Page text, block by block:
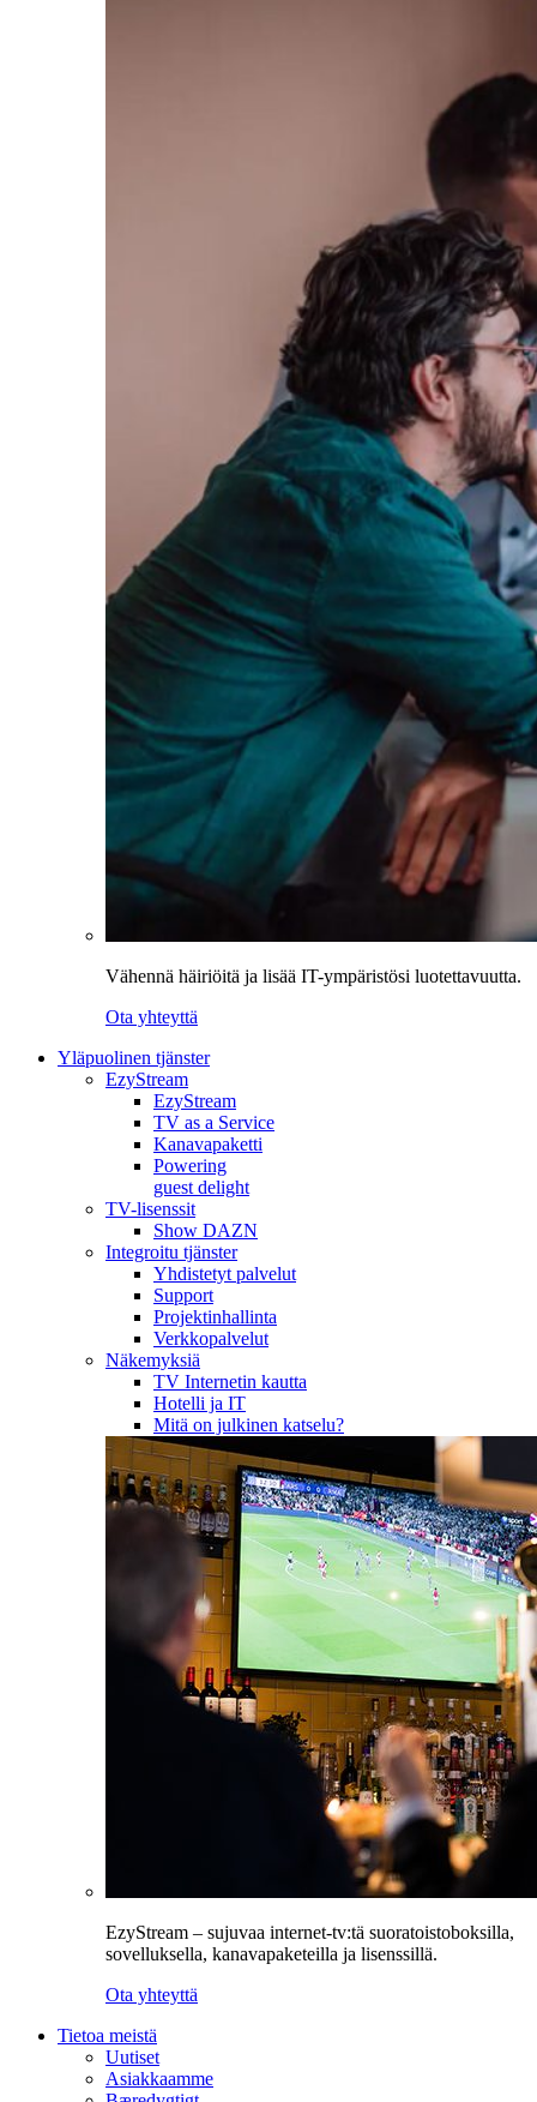
Vähennä häiriöitä ja lisää IT-ympäristösi luotettavuutta.
Ota yhteyttä
Yläpuolinen tjänster
EzyStream
EzyStream
TV as a Service
Kanavapaketti
Powering
guest delight
TV-lisenssit
Show DAZN
Integroitu tjänster
Yhdistetyt palvelut
Support
Projektinhallinta
Verkkopalvelut
Näkemyksiä
TV Internetin kautta
Hotelli ja IT
Mitä on julkinen katselu?
EzyStream – sujuvaa internet-tv:tä suoratoistoboksilla,
sovelluksella, kanavapaketeilla ja lisenssillä.
Ota yhteyttä
Tietoa meistä
Uutiset
Asiakkaamme